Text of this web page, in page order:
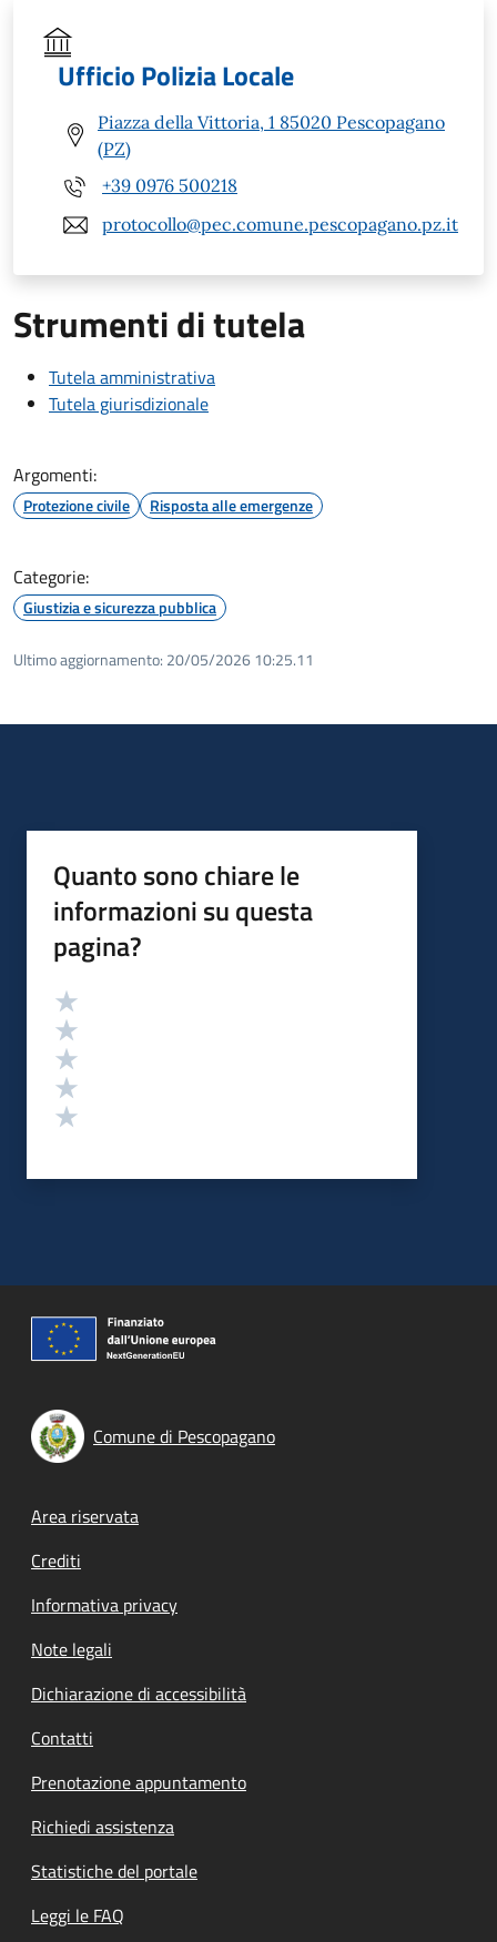
Ufficio Polizia Locale
Piazza della Vittoria, 1 85020 Pescopagano
(PZ)
+39 0976 500218
protocollo@pec.comune.pescopagano.pz.it
Strumenti di tutela
Tutela amministrativa
Tutela giurisdizionale
Argomenti:
Protezione civile Risposta alle emergenze
Categorie:
Giustizia e sicurezza pubblica
Ultimo aggiornamento: 20/05/2026 10:25.11
Quanto sono chiare le
informazioni su questa
pagina?
Valutazione
Comune di Pescopagano
Footer menu
Area riservata
Crediti
Informativa privacy
Note legali
Dichiarazione di accessibilità
Contatti
Prenotazione appuntamento
Richiedi assistenza
Statistiche del portale
Leggi le FAQ